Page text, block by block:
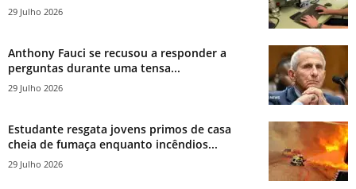
29 Julho 2026
Anthony Fauci se recusou a responder a
perguntas durante uma tensa...
29 Julho 2026
Estudante resgata jovens primos de casa
cheia de fumaça enquanto incêndios...
29 Julho 2026